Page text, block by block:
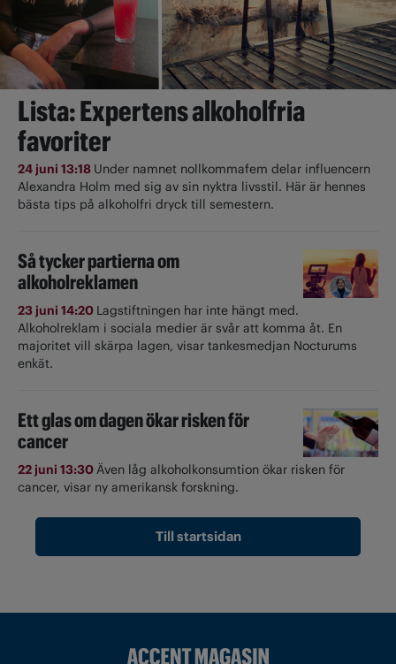
Lista: Expertens alkoholfria
favoriter
24 juni 13:18 Under namnet nollkommafem delar influencern
Alexandra Holm med sig av sin nyktra livsstil. Här är hennes
bästa tips på alkoholfri dryck till semestern.
Så tycker partierna om
alkoholreklamen
23 juni 14:20 Lagstiftningen har inte hängt med.
Alkoholreklam i sociala medier är svår att komma åt. En
majoritet vill skärpa lagen, visar tankesmedjan Nocturums
enkät.
Ett glas om dagen ökar risken för
cancer
22 juni 13:30Även låg alkoholkonsumtion ökar risken för
cancer, visar ny amerikansk forskning.
Till startsidan